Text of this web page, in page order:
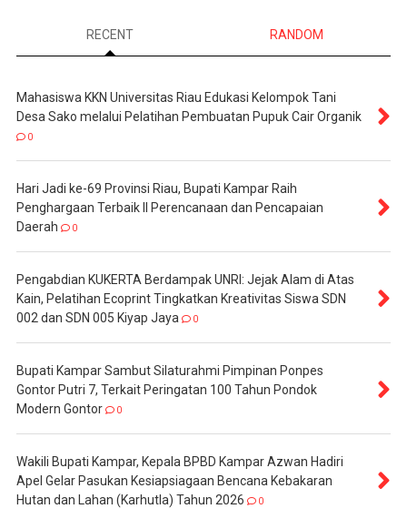
RECENT RANDOM
Mahasiswa KKN Universitas Riau Edukasi Kelompok Tani
Desa Sako melalui Pelatihan Pembuatan Pupuk Cair Organik
0
Hari Jadi ke-69 Provinsi Riau, Bupati Kampar Raih
Penghargaan Terbaik II Perencanaan dan Pencapaian
Daerah
0
Pengabdian KUKERTA Berdampak UNRI: Jejak Alam di Atas
Kain, Pelatihan Ecoprint Tingkatkan Kreativitas Siswa SDN
002 dan SDN 005 Kiyap Jaya
0
Bupati Kampar Sambut Silaturahmi Pimpinan Ponpes
Gontor Putri 7, Terkait Peringatan 100 Tahun Pondok
Modern Gontor
0
Wakili Bupati Kampar, Kepala BPBD Kampar Azwan Hadiri
Apel Gelar Pasukan Kesiapsiagaan Bencana Kebakaran
Hutan dan Lahan (Karhutla) Tahun 2026
0